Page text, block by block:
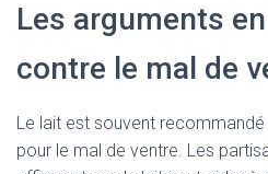
Les arguments
contre le mal de
Le lait est souvent
pour le mal de ventre. Les